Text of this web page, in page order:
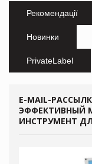
Рекомендації
Новинки
PrivateLabel
E-MAIL-
ЭФФЕКТИВНЫЙ
ИНСТРУМЕНТ